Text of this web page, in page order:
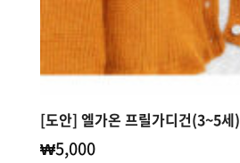
[도안] 엘가온 프릴가디건(3~5세)
₩5,000